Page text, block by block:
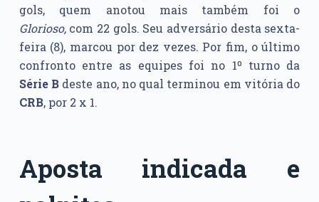
gols, quem anotou mais também foi o
Glorioso, com 22 gols. Seu adversário desta sexta-
feira (8), marcou por dez vezes. Por fim, o último
confronto entre as equipes foi no 1º turno da
Série B deste ano, no qual terminou em vitória do
CRB, por 2 x 1.
Aposta indicada e